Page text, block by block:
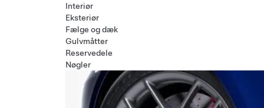
Interiør
Eksteriør
Fælge og dæk
Gulvmåtter
Reservedele
Nøgler